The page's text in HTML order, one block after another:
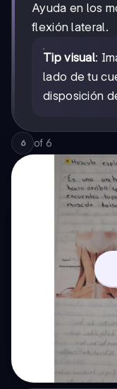
Ayuda en los
flexión lateral.
Tip visual:
lado de tu
disposición
6 of 6